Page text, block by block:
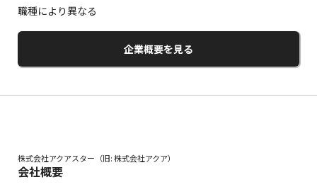
職種により異なる
企業概要を見る
株式会社アクアスター（旧: 株式会社アクア）
会社概要